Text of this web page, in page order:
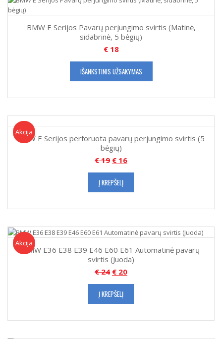
BMW E Serijos Pavarų perjungimo svirtis (Matinė,
sidabrinė, 5 bėgių)
€18
IŠANKSTINIS UŽSAKYMAS
Akcija
Akcija!
BMW E Serijos perforuota pavarų perjungimo svirtis (5
bėgių)
€19 € 16
Į KREPŠELĮ
Akcija
Akcija!
BMW E36 E38 E39 E46 E60 E61 Automatinė pavarų
svirtis (Juoda)
€24 € 20
Į KREPŠELĮ